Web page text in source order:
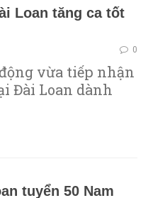
Loan tăng ca tốt
0
vừa tiếp nhận
Đài Loan dành
tuyển 50 Nam